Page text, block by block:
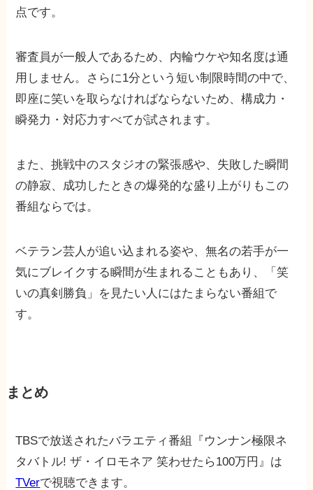
点です。
審査員が一般人であるため、内輪ウケや知名度は通
用しません。さらに1分という短い制限時間の中で、
即座に笑いを取らなければならないため、構成力・
瞬発力・対応力すべてが試されます。
また、挑戦中のスタジオの緊張感や、失敗した瞬間
の静寂、成功したときの爆発的な盛り上がりもこの
番組ならでは。
ベテラン芸人が追い込まれる姿や、無名の若手が一
気にブレイクする瞬間が生まれることもあり、「笑
いの真剣勝負」を見たい人にはたまらない番組で
す。
まとめ
TBSで放送されたバラエティ番組『ウンナン極限ネ
タバトル! ザ・イロモネア 笑わせたら100万円』は
TVerで視聴できます。